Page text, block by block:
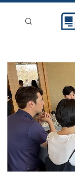
新聞稿分類
登入
刊登